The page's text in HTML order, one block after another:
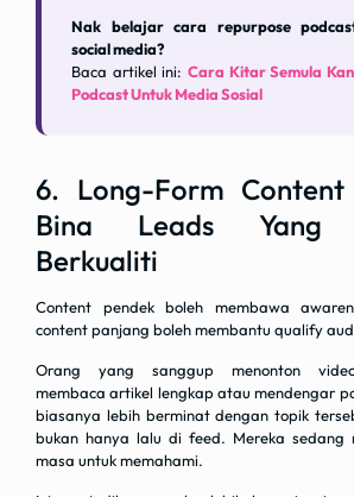
Nak belajar cara repurpose
social media?
Baca artikel ini: Cara Kitar Semula
Podcast Untuk Media Sosial
6. Long-Form Content
Bina Leads Yang
Berkualiti
Content pendek boleh membawa
content panjang boleh membantu qualify
Orang yang sanggup menonton
membaca artikel lengkap atau mendengar
biasanya lebih berminat dengan topik
bukan hanya lalu di feed. Mereka sedang
masa untuk memahami.